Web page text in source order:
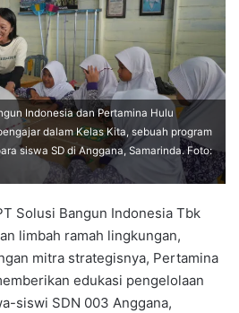
Indonesia dan Pertamina Hulu
dalam Kelas Kita, sebuah program
siswa SD di Anggana, Samarinda. Foto:
Solusi Bangun Indonesia Tbk
limbah ramah lingkungan,
mitra strategisnya, Pertamina
edukasi pengelolaan
siswi SDN 003 Anggana,